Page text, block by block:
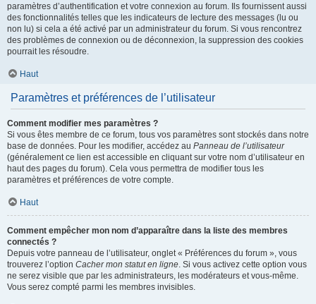
paramètres d’authentification et votre connexion au forum. Ils fournissent aussi
des fonctionnalités telles que les indicateurs de lecture des messages (lu ou
non lu) si cela a été activé par un administrateur du forum. Si vous rencontrez
des problèmes de connexion ou de déconnexion, la suppression des cookies
pourrait les résoudre.
Haut
Paramètres et préférences de l’utilisateur
Comment modifier mes paramètres ?
Si vous êtes membre de ce forum, tous vos paramètres sont stockés dans notre
base de données. Pour les modifier, accédez au Panneau de l’utilisateur
(généralement ce lien est accessible en cliquant sur votre nom d’utilisateur en
haut des pages du forum). Cela vous permettra de modifier tous les
paramètres et préférences de votre compte.
Haut
Comment empêcher mon nom d’apparaître dans la liste des membres
connectés ?
Depuis votre panneau de l’utilisateur, onglet « Préférences du forum », vous
trouverez l’option Cacher mon statut en ligne. Si vous activez cette option vous
ne serez visible que par les administrateurs, les modérateurs et vous-même.
Vous serez compté parmi les membres invisibles.